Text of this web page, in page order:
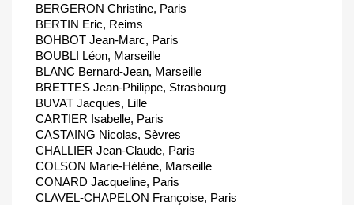
BERGERON Christine, Paris
BERTIN Eric, Reims
BOHBOT Jean-Marc, Paris
BOUBLI Léon, Marseille
BLANC Bernard-Jean, Marseille
BRETTES Jean-Philippe, Strasbourg
BUVAT Jacques, Lille
CARTIER Isabelle, Paris
CASTAING Nicolas, Sèvres
CHALLIER Jean-Claude, Paris
COLSON Marie-Hélène, Marseille
CONARD Jacqueline, Paris
CLAVEL-CHAPELON Françoise, Paris